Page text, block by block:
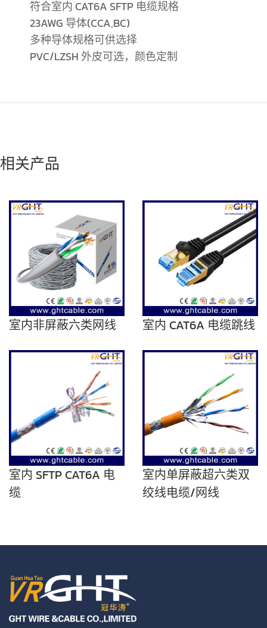
符合室内 CAT6A SFTP 电缆规格
23AWG 导体(CCA,BC)
多种导体规格可供选择
PVC/LZSH 外皮可选，颜色定制
相关产品
室内非屏蔽六类网线 室内 CAT6A 电缆跳线
室内 SFTP CAT6A 电
缆
室内单屏蔽超六类双
绞线电缆/网线